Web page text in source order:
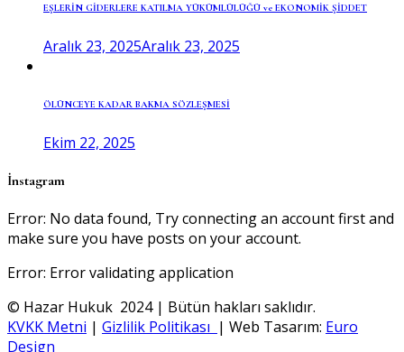
EŞLERİN GİDERLERE KATILMA YÜKÜMLÜLÜĞÜ ve EKONOMİK ŞİDDET
Aralık 23, 2025Aralık 23, 2025
ÖLÜNCEYE KADAR BAKMA SÖZLEŞMESİ
Ekim 22, 2025
İnstagram
Error: No data found, Try connecting an account first and
make sure you have posts on your account.
Error: Error validating application
© Hazar Hukuk 2024 | Bütün hakları saklıdır.
KVKK Metni | Gizlilik Politikası | Web Tasarım: Euro
Design